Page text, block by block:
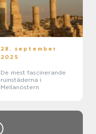
28. september
2025
De mest fascinerande
ruinstäderna i
Mellanöstern